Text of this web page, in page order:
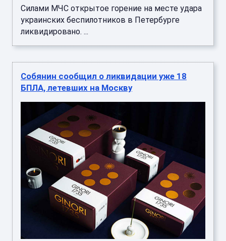
Силами МЧС открытое горение на месте удара
украинских беспилотников в Петербурге
ликвидировано. ...
Собянин сообщил о ликвидации уже 18
БПЛА, летевших на Москву